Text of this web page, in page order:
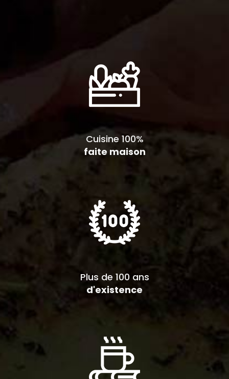
Cuisine 100%
faite maison
Plus de 100 ans
d'existence